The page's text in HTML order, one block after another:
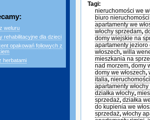
weluru
rehabilitacyjne dla dzieci
opakowań foliowych z
herbatami
Tagi:
nieruchomości we
biuro
apartamenty we
włochy sprzedam,
domy wiejskie na
apartamenty jezioro
włoszech, willa
mieszkania na
nad morzem, domy
domy we włoszech,
italia,
apartamenty
działka włochy,
sprzedaż, działka
do kupienia we
sprzedaż, włochy